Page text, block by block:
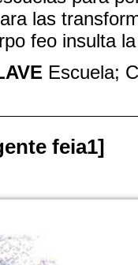
las
feo insulta
Escuela;
feia1]